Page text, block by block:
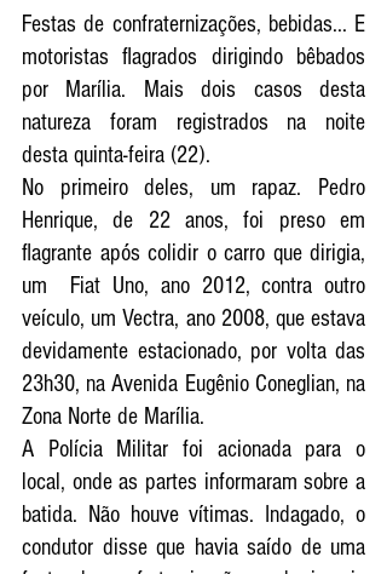
Festas de confraternizações, bebidas... E
motoristas flagrados dirigindo bêbados
por Marília. Mais dois casos desta
natureza foram registrados na noite
desta quinta-feira (22).
No primeiro deles, um rapaz. Pedro
Henrique, de 22 anos, foi preso em
flagrante após colidir o carro que dirigia,
um  Fiat Uno, ano 2012, contra outro
veículo, um Vectra, ano 2008, que estava
devidamente estacionado, por volta das
23h30, na Avenida Eugênio Coneglian, na
Zona Norte de Marília.
A Polícia Militar foi acionada para o
local, onde as partes informaram sobre a
batida. Não houve vítimas. Indagado, o
condutor disse que havia saído de uma